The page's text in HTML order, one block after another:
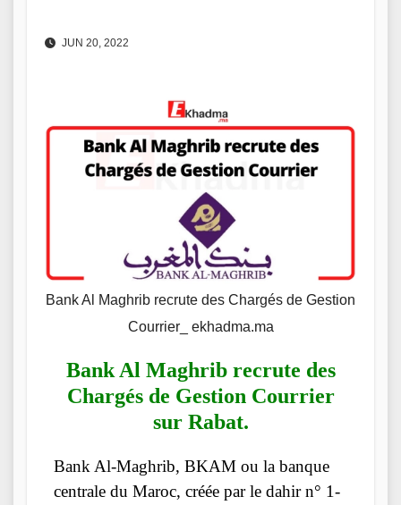
JUN 20, 2022
Bank Al Maghrib recrute des Chargés de Gestion
Courrier_ ekhadma.ma
Bank Al Maghrib recrute des
Chargés de Gestion Courrier
sur Rabat.
Bank Al-Maghrib, BKAM ou la banque
centrale du Maroc, créée par le dahir n° 1-